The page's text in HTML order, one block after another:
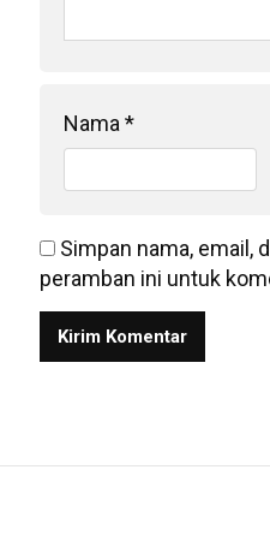
Nama*
Simpan nama, email,
peramban ini untuk